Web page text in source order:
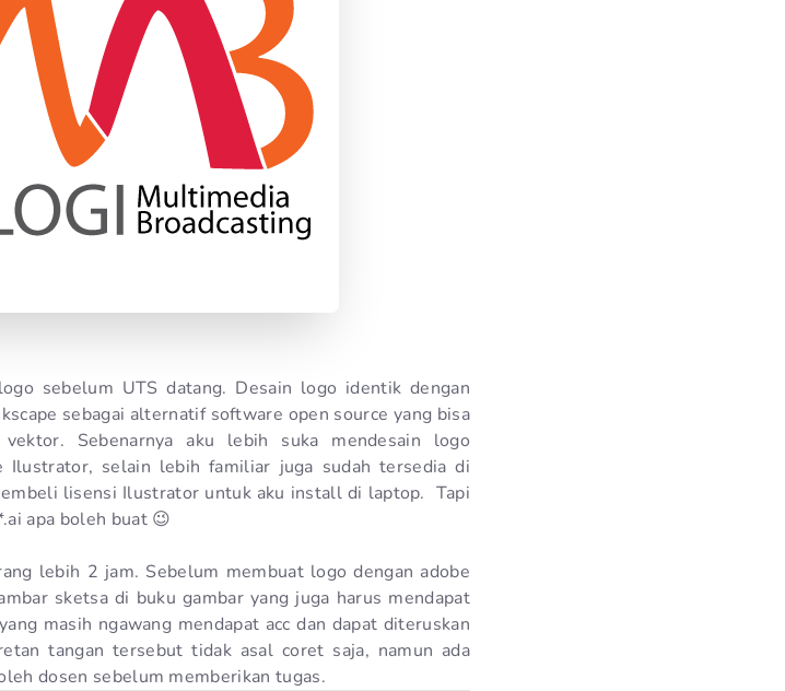
sebelum UTS datang. Desain logo identik dengan
sebagai alternatif software open source yang bisa
Sebenarnya aku lebih suka mendesain logo
Ilustrator, selain lebih familiar juga sudah tersedia di
lisensi Ilustrator untuk aku install di laptop. Tapi
apa boleh buat 😉
lebih 2 jam. Sebelum membuat logo dengan adobe
sketsa di buku gambar yang juga harus mendapat
masih ngawang mendapat acc dan dapat diteruskan
tangan tersebut tidak asal coret saja, namun ada
dosen sebelum memberikan tugas.